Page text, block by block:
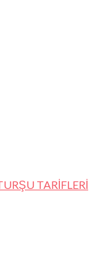
TARİFLERİ